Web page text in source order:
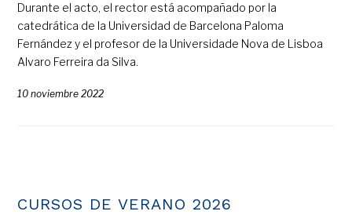
Durante el acto, el rector está acompañado por la
catedrática de la Universidad de Barcelona Paloma
Fernández y el profesor de la Universidade Nova de Lisboa
Alvaro Ferreira da Silva.
10 noviembre 2022
CURSOS DE VERANO 2026